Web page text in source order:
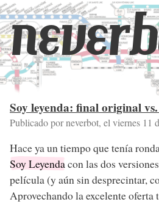
Soy leyenda: final original
Publicado por neverbot, el viernes 11
Hace ya un tiempo que tenía
Soy Leyendacon las dos
película (y aún sin desprecintar,
Aprovechando la excelente oferta